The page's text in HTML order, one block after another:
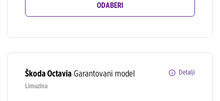
ODABERI
Škoda Octavia Garantovani model
Detalji
Limuzina